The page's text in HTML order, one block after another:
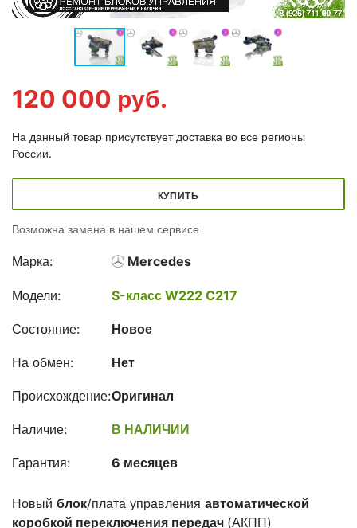
120 000 руб.
На данный товар присутствует доставка во все регионы
России.
КУПИТЬ
Возможна замена в нашем сервисе
Марка: Mercedes
Модели: S-класс W222 C217
Состояние: Новое
На обмен: Нет
Происхождение:Оригинал
Наличие: В НАЛИЧИИ
Гарантия: 6 месяцев
Новый блок/плата управления автоматической
коробкой переключения передач (АКПП)